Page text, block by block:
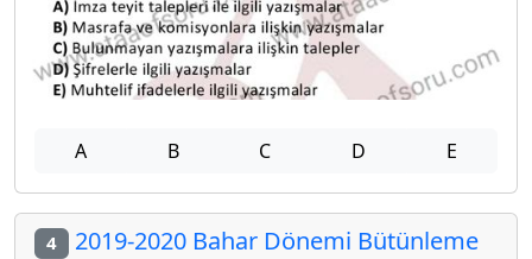
A B C D E
4 2019-2020 Bahar Dönemi Bütünleme